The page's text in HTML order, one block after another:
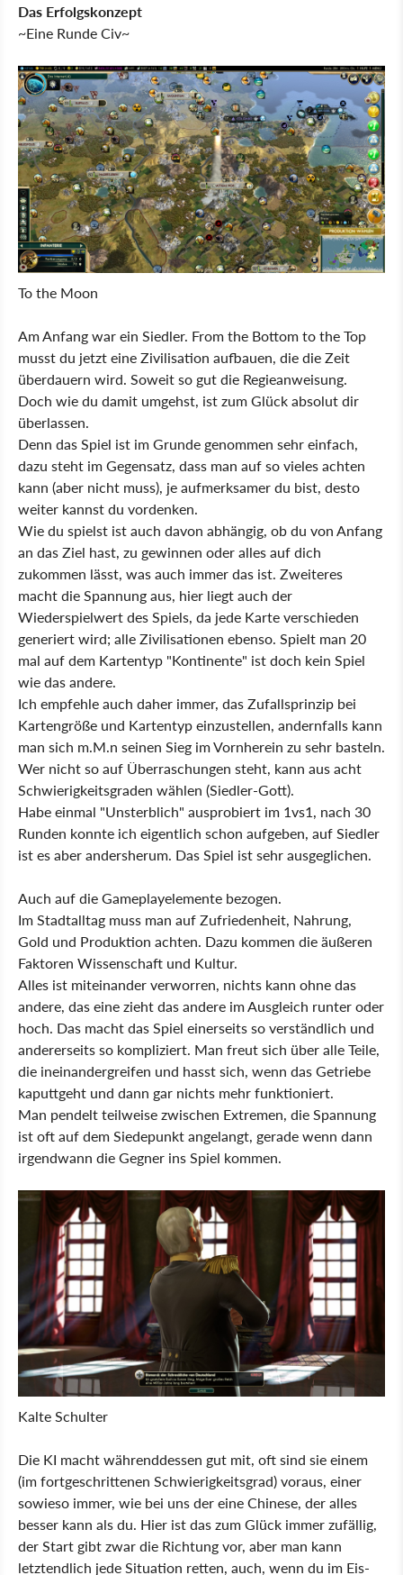
Das Erfolgskonzept
~Eine Runde Civ~
To the Moon
Am Anfang war ein Siedler. From the Bottom to the Top
musst du jetzt eine Zivilisation aufbauen, die die Zeit
überdauern wird. Soweit so gut die Regieanweisung.
Doch wie du damit umgehst, ist zum Glück absolut dir
überlassen.
Denn das Spiel ist im Grunde genommen sehr einfach,
dazu steht im Gegensatz, dass man auf so vieles achten
kann (aber nicht muss), je aufmerksamer du bist, desto
weiter kannst du vordenken.
Wie du spielst ist auch davon abhängig, ob du von Anfang
an das Ziel hast, zu gewinnen oder alles auf dich
zukommen lässt, was auch immer das ist. Zweiteres
macht die Spannung aus, hier liegt auch der
Wiederspielwert des Spiels, da jede Karte verschieden
generiert wird; alle Zivilisationen ebenso. Spielt man 20
mal auf dem Kartentyp "Kontinente" ist doch kein Spiel
wie das andere.
Ich empfehle auch daher immer, das Zufallsprinzip bei
Kartengröße und Kartentyp einzustellen, andernfalls kann
man sich m.M.n seinen Sieg im Vornherein zu sehr basteln.
Wer nicht so auf Überraschungen steht, kann aus acht
Schwierigkeitsgraden wählen (Siedler-Gott).
Habe einmal "Unsterblich" ausprobiert im 1vs1, nach 30
Runden konnte ich eigentlich schon aufgeben, auf Siedler
ist es aber andersherum. Das Spiel ist sehr ausgeglichen.
Auch auf die Gameplayelemente bezogen.
Im Stadtalltag muss man auf Zufriedenheit, Nahrung,
Gold und Produktion achten. Dazu kommen die äußeren
Faktoren Wissenschaft und Kultur.
Alles ist miteinander verworren, nichts kann ohne das
andere, das eine zieht das andere im Ausgleich runter oder
hoch. Das macht das Spiel einerseits so verständlich und
andererseits so kompliziert. Man freut sich über alle Teile,
die ineinandergreifen und hasst sich, wenn das Getriebe
kaputtgeht und dann gar nichts mehr funktioniert.
Man pendelt teilweise zwischen Extremen, die Spannung
ist oft auf dem Siedepunkt angelangt, gerade wenn dann
irgendwann die Gegner ins Spiel kommen.
Kalte Schulter
Die KI macht währenddessen gut mit, oft sind sie einem
(im fortgeschrittenen Schwierigkeitsgrad) voraus, einer
sowieso immer, wie bei uns der eine Chinese, der alles
besser kann als du. Hier ist das zum Glück immer zufällig,
der Start gibt zwar die Richtung vor, aber man kann
letztendlich jede Situation retten, auch, wenn du im Eis-